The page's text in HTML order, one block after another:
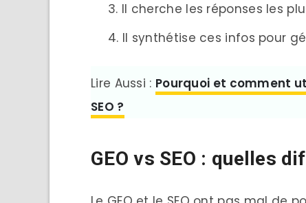
Il cherche les réponses les
Il synthétise ces infos pour
Lire Aussi : Pourquoi et comment
SEO ?
GEO vs SEO : quelles